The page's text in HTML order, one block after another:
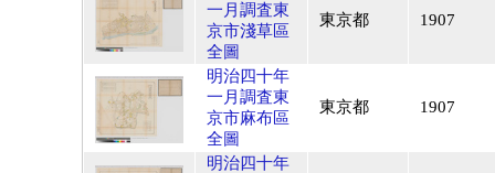
一月調査東
京市淺草區
全圖
東京都 1907
明治四十年
一月調査東
京市麻布區
全圖
東京都 1907
明治四十年